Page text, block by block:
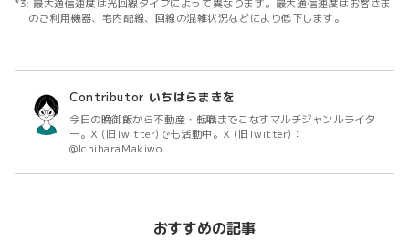
のご利用機器、宅内配線、回線の混雑状況などにより低下します。
Contributor いちはらまきを
今日の晩御飯から不動産・転職までこなすマルチジャンルライタ
ー。X (旧Twitter)でも活動中。X (旧Twitter)：
@IchiharaMakiwo
おすすめの記事